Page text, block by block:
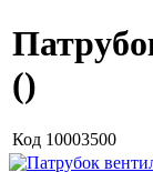
()
Код 10003500